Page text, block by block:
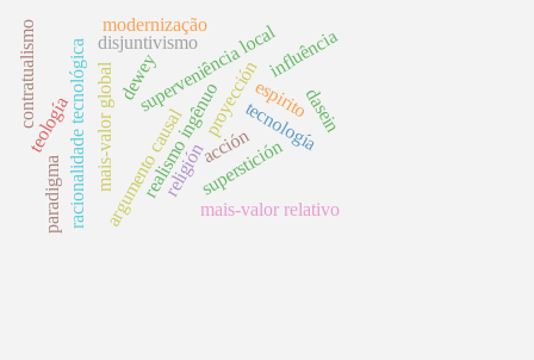
argumento causalsuperstición
proyección
mais-valor global
mais-valor relativo
superveniência local
disjuntivismo
religión
realismo ingênuo
racionalidade tecnológica tecnología
dewey
teología espirito
influência
dasein
modernização
contratualismo
acción
paradigma